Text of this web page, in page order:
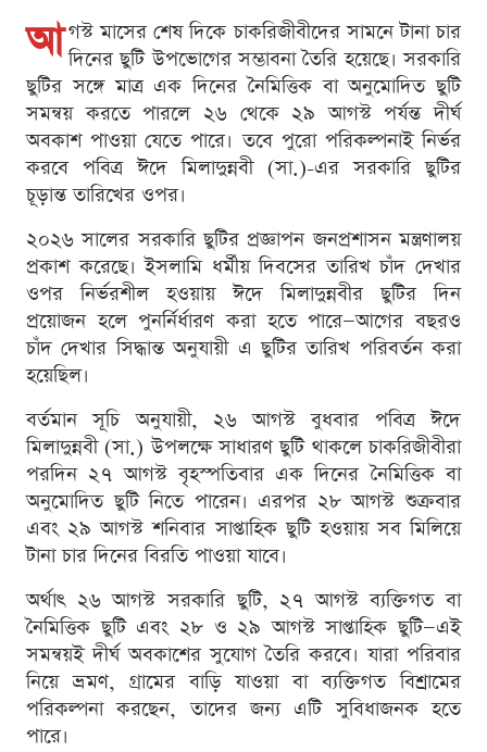
আ গস্ট মাসের শেষ দিকে চাকরিজীবীদের সামনে টানা চার
দিনের ছুটি উপভোগের সম্ভাবনা তৈরি হয়েছে। সরকারি
ছুটির সঙ্গে মাত্র এক দিনের নৈমিত্তিক বা অনুমোদিত ছুটি
সমন্বয় করতে পারলে ২৬ থেকে ২৯ আগস্ট পর্যন্ত দীর্ঘ
অবকাশ পাওয়া যেতে পারে। তবে পুরো পরিকল্পনাই নির্ভর
করবে পবিত্র ঈদে মিলাদুন্নবী (সা.)-এর সরকারি ছুটির
চূড়ান্ত তারিখের ওপর।
২০২৬ সালের সরকারি ছুটির প্রজ্ঞাপন জনপ্রশাসন মন্ত্রণালয়
প্রকাশ করেছে। ইসলামি ধর্মীয় দিবসের তারিখ চাঁদ দেখার
ওপর নির্ভরশীল হওয়ায় ঈদে মিলাদুন্নবীর ছুটির দিন
প্রয়োজন হলে পুনর্নির্ধারণ করা হতে পারে—আগের বছরও
চাঁদ দেখার সিদ্ধান্ত অনুযায়ী এ ছুটির তারিখ পরিবর্তন করা
হয়েছিল।
বর্তমান সূচি অনুযায়ী, ২৬ আগস্ট বুধবার পবিত্র ঈদে
মিলাদুন্নবী (সা.) উপলক্ষে সাধারণ ছুটি থাকলে চাকরিজীবীরা
পরদিন ২৭ আগস্ট বৃহস্পতিবার এক দিনের নৈমিত্তিক বা
অনুমোদিত ছুটি নিতে পারেন। এরপর ২৮ আগস্ট শুক্রবার
এবং ২৯ আগস্ট শনিবার সাপ্তাহিক ছুটি হওয়ায় সব মিলিয়ে
টানা চার দিনের বিরতি পাওয়া যাবে।
অর্থাৎ ২৬ আগস্ট সরকারি ছুটি, ২৭ আগস্ট ব্যক্তিগত বা
নৈমিত্তিক ছুটি এবং ২৮ ও ২৯ আগস্ট সাপ্তাহিক ছুটি—এই
সমন্বয়ই দীর্ঘ অবকাশের সুযোগ তৈরি করবে। যারা পরিবার
নিয়ে ভ্রমণ, গ্রামের বাড়ি যাওয়া বা ব্যক্তিগত বিশ্রামের
পরিকল্পনা করছেন, তাদের জন্য এটি সুবিধাজনক হতে
পারে।